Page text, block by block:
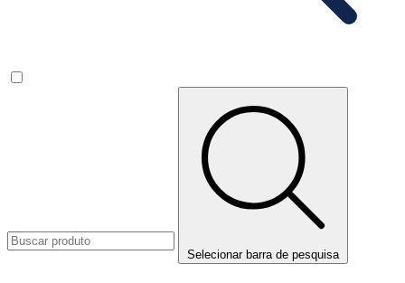
Selecionar barra de pesquisa